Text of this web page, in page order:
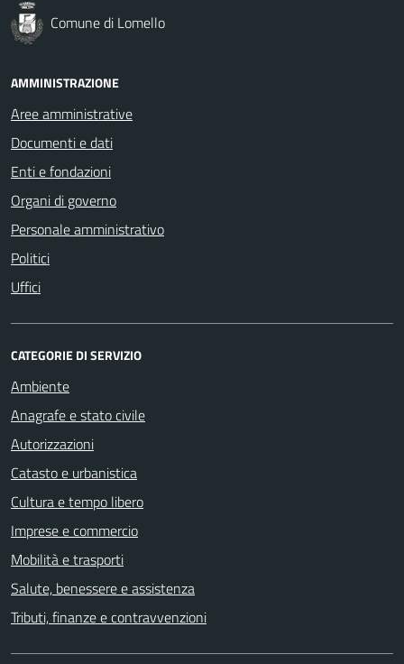
Comune di Lomello
AMMINISTRAZIONE
Aree amministrative
Documenti e dati
Enti e fondazioni
Organi di governo
Personale amministrativo
Politici
Uffici
CATEGORIE DI SERVIZIO
Ambiente
Anagrafe e stato civile
Autorizzazioni
Catasto e urbanistica
Cultura e tempo libero
Imprese e commercio
Mobilità e trasporti
Salute, benessere e assistenza
Tributi, finanze e contravvenzioni